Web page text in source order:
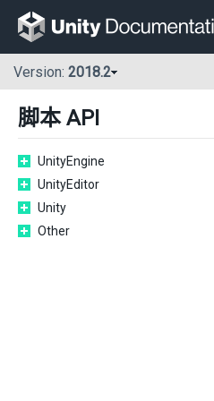
Version: 2018.2
脚本 API
UnityEngine
UnityEditor
Unity
Other